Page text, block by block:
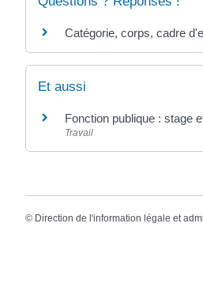
Catégorie, corps, cadre
Et aussi
Fonction publique : stage
Travail
© Direction de l'information légale et